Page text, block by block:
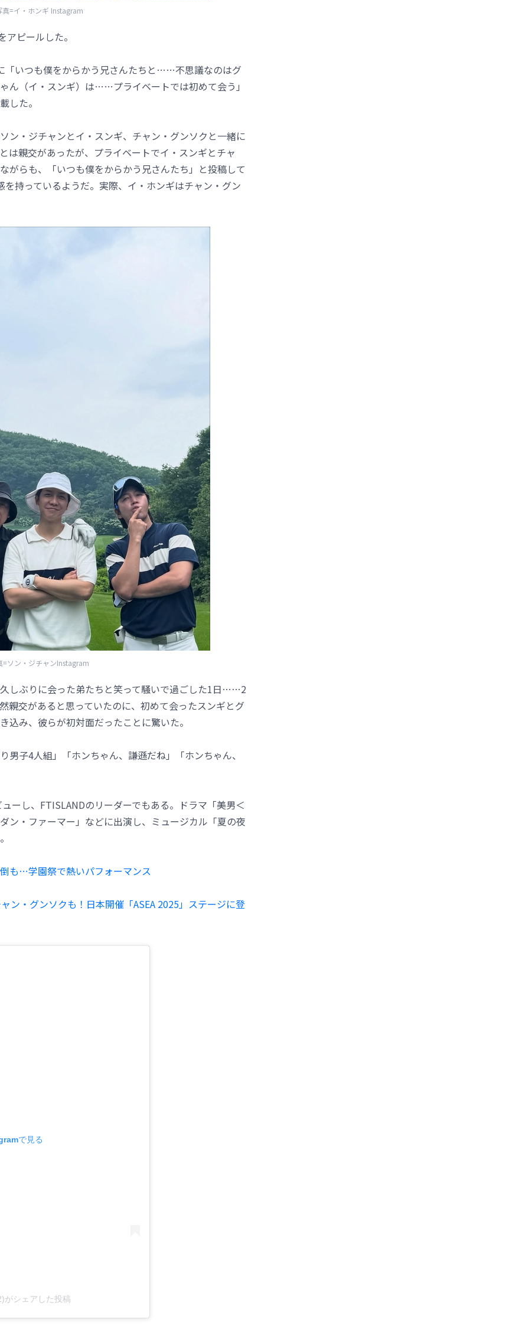
真=イ・ホンギ Instagram
ピールした。
「いつも僕をからかう兄さんたちと……不思議なのはグ
ん（イ・スンギ）は……プライベートでは初めて会う」
した。
ン・ジチャンとイ・スンギ、チャン・グンソクと一緒に
は親交があったが、プライベートでイ・スンギとチャ
がらも、「いつも僕をからかう兄さんたち」と投稿して
持っているようだ。実際、イ・ホンギはチャン・グン
=ソン・ジチャンInstagram
しぶりに会った弟たちと笑って騒いで過ごした1日……2
親交があると思っていたのに、初めて会ったスンギとグ
み、彼らが初対面だったことに驚いた。
子4人組」「ホンちゃん、謙遜だね」「ホンちゃん、
ーし、FTISLANDのリーダーでもある。ドラマ「美男＜
ン・ファーマー」などに出演し、ミュージカル「夏の夜
も…学園祭で熱いパフォーマンス
ン・グンソクも！日本開催「ASEA 2025」ステージに登
で見る
がシェアした投稿